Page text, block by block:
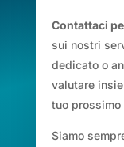
Contattaci
sui nostri
dedicato o
valutare
tuo prossimo
Siamo